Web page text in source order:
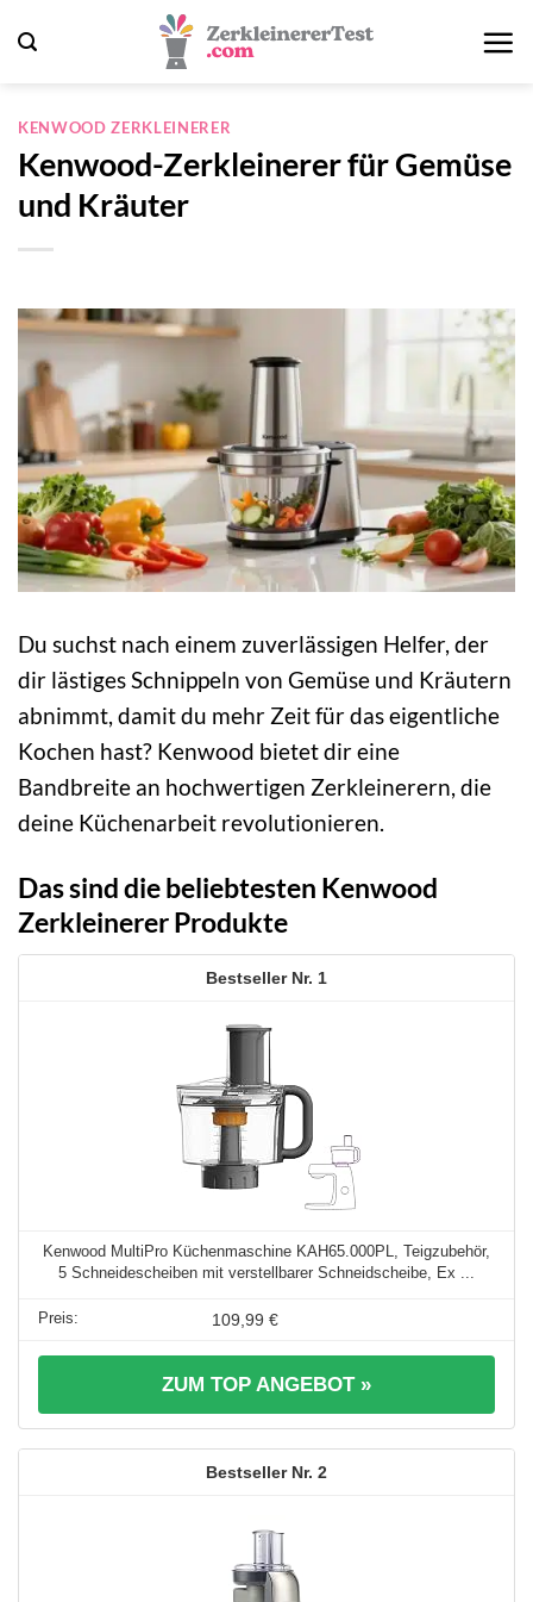
Inhalt
KENWOOD ZERKLEINERER
Kenwood-Zerkleinerer für Gemüse
und Kräuter
Du suchst nach einem zuverlässigen Helfer, der
dir lästiges Schnippeln von Gemüse und Kräutern
abnimmt, damit du mehr Zeit für das eigentliche
Kochen hast? Kenwood bietet dir eine
Bandbreite an hochwertigen Zerkleinerern, die
deine Küchenarbeit revolutionieren.
Das sind die beliebtesten Kenwood
Zerkleinerer Produkte
1
Kenwood MultiPro Küchenmaschine KAH65.000PL, Teigzubehör,
5 Schneidescheiben mit verstellbarer Schneidscheibe, Ex ...
109,99 €
ZUM TOP ANGEBOT »
2